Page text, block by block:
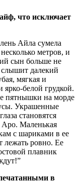
что исключает
Айла сумела
метров, и
сын больше не
слышит далекий
мягкая и
белой грудкой.
пятнышки на морде
Украшенные
становятся
Аро. Маленькая
с шариками в ее
лежать ровно. Ее
плавник
в